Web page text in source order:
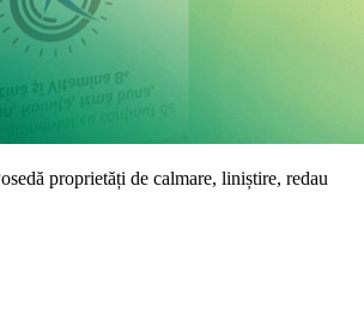
proprietăți de calmare, liniștire, redau